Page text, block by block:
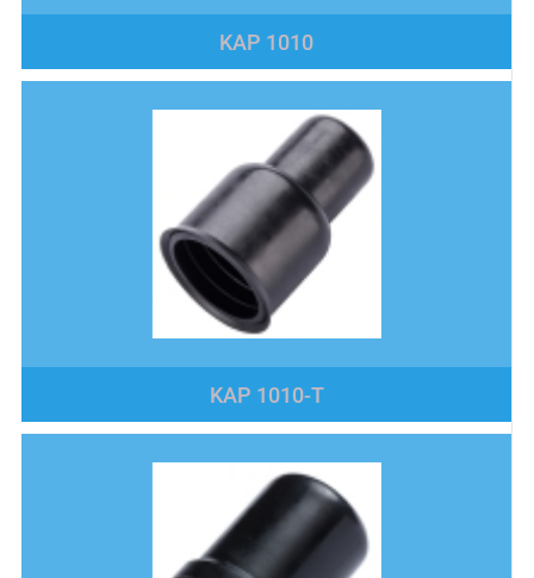
KAP 1010
KAP 1010-T